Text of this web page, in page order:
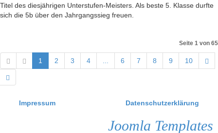
Titel des diesjährigen Unterstufen-Meisters. Als beste 5. Klasse durfte
sich die 5b über den Jahrgangssieg freuen.
Seite 1 von 65
1 2 3 4 6 7 8 9 10
Impressum Datenschutzerklärung
Joomla Templates